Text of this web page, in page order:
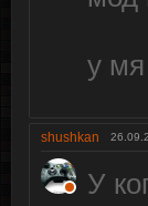
у
shushkan
У